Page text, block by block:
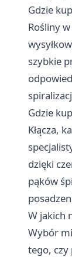
Gdzie
Rośliny
szybkie
Gdzie
Kłącza,
dzięki
pąków
W jakich
Wybór
tego, czy